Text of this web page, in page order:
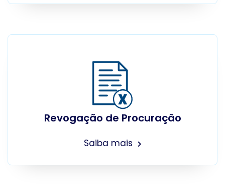
Revogação de Procuração
Saiba mais